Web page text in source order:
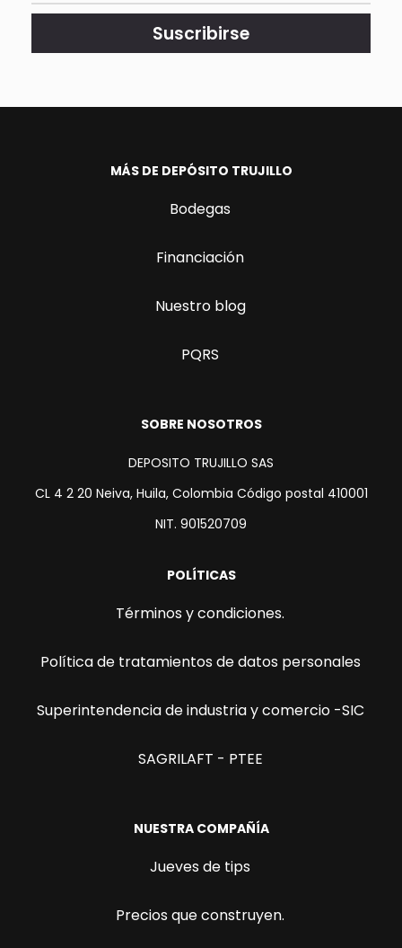
actualizado.
Suscribirse
MÁS DE DEPÓSITO TRUJILLO
Bodegas
Financiación
Nuestro blog
PQRS
SOBRE NOSOTROS
DEPOSITO TRUJILLO SAS
CL 4 2 20 Neiva, Huila, Colombia Código postal 410001
NIT. 901520709
POLÍTICAS
Términos y condiciones.
Política de tratamientos de datos personales
Superintendencia de industria y comercio -SIC
SAGRILAFT - PTEE
NUESTRA COMPAÑÍA
Jueves de tips
Precios que construyen.